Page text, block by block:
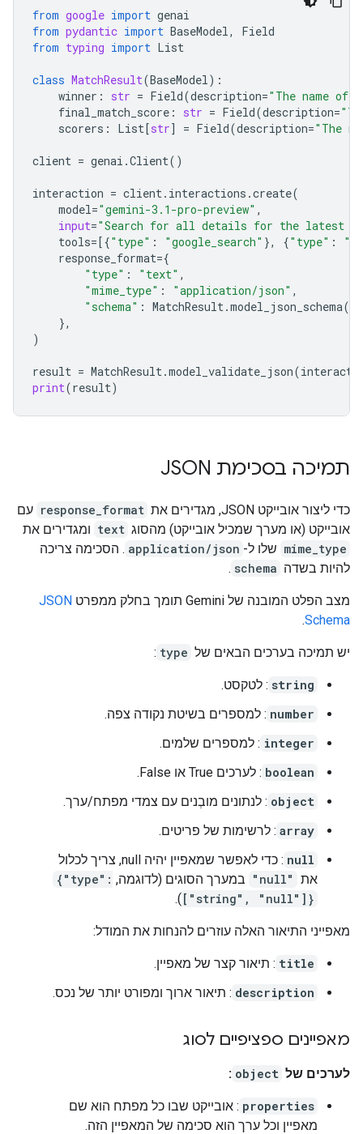
from google import genai
from pydantic import BaseModel,
Field
from typing import List
class MatchResult(BaseModel):
winner : str = Field(description="The name of
final_match_score : str = Field(description=
scorers : List[str] = Field(description="The
client = genai .Client()
interaction = client. interactions .create(
model="gemini-3.1-pro-preview" ,
input="Search for all details for the latest
tools=[{"type" : "google_search" }, {"type" :
response_format={
"type" : "text" ,
"mime_type" : "application/json" ,
"schema" : MatchResult.model_json_schema()
},
)
result = MatchResult.model_validate_json(
print(result)
תמיכה בסכימת JSON
כדי ליצור אובייקט JSON, מגדירים את response_format עם
אובייקט (או מערך שמכיל אובייקט) מהסוג text ומגדירים את
mime_type שלו ל- application/json . הסכימה צריכה
להיות בשדה schema
.
מצב הפלט המובנה של Gemini תומך בחלק ממפרט
JSON
Schema
.
יש תמיכה בערכים הבאים של type
:
string : לטקסט.
number : למספרים בשיטת נקודה צפה.
integer : למספרים שלמים.
boolean : לערכים True או False.
object : לנתונים מובְנים עם צמדי מפתח/ערך.
array : לרשימות של פריטים.
null
: כדי לאפשר שמאפיין יהיה null, צריך לכלול
את "null" במערך הסוגים (לדוגמה, {"type":
["string", "null"]}
).
מאפייני התיאור האלה עוזרים להנחות את המודל:
title : תיאור קצר של מאפיין.
description : תיאור ארוך ומפורט יותר של נכס.
מאפיינים ספציפיים לסוג
לערכים של object
:
properties : אובייקט שבו כל מפתח הוא שם
מאפיין וכל ערך הוא סכימה של המאפיין הזה.